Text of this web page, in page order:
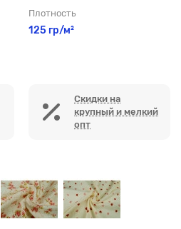
Плотность
125 гр/м²
Скидки на
крупный и мелкий
опт